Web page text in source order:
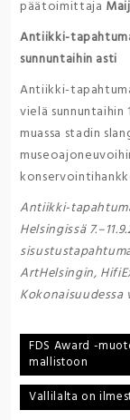
päätoimittaja
Antiikki-
sunnuntaihin asti
Antiikki-
vielä sunnuntaihin
muassa stadin
Antiikki-
Helsingissä
ArtHelsingin,
Post
navigation
FDS Award -
mallistoon
Vallilalta on